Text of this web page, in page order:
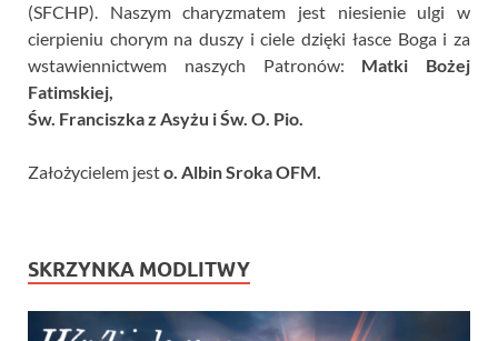
(SFCHP). Naszym charyzmatem jest niesienie ulgi w
cierpieniu chorym na duszy i ciele dzięki łasce Boga i za
wstawiennictwem naszych Patronów: Matki Bożej
Fatimskiej,
Św. Franciszka z Asyżu i Św. O. Pio.
Założycielem jesto. Albin Sroka OFM.
SKRZYNKA MODLITWY